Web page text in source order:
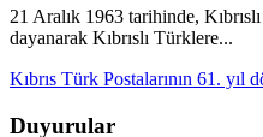
21 Aralık 1963 tarihinde,
dayanarak Kıbrıslı Türklere...
Kıbrıs Türk Postalarının 61. yıl
Duyurular